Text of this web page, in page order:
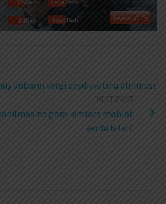
anbarın vergi qeydiyyatına alınması
NEXT POST
görə kimlərə möhlət
verilə bilər?